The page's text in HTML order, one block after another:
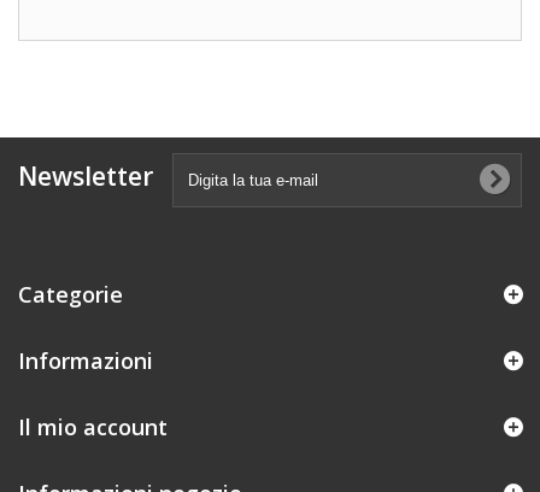
Newsletter
Categorie
Informazioni
Il mio account